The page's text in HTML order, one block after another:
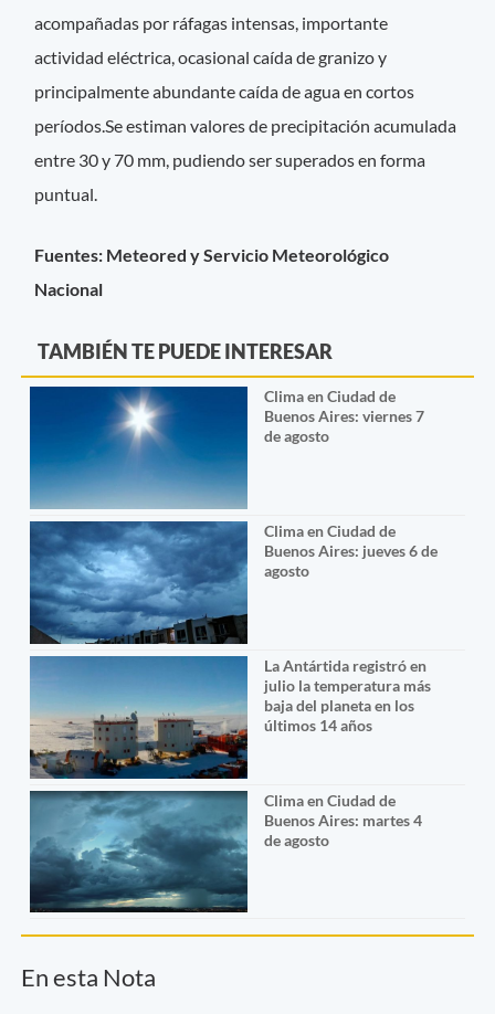
acompañadas por ráfagas intensas, importante
actividad eléctrica, ocasional caída de granizo y
principalmente abundante caída de agua en cortos
períodos.Se estiman valores de precipitación acumulada
entre 30 y 70 mm, pudiendo ser superados en forma
puntual.
Fuentes: Meteored y Servicio Meteorológico
Nacional
TAMBIÉN TE PUEDE INTERESAR
Clima en Ciudad de
Buenos Aires: viernes 7
de agosto
Clima en Ciudad de
Buenos Aires: jueves 6 de
agosto
La Antártida registró en
julio la temperatura más
baja del planeta en los
últimos 14 años
Clima en Ciudad de
Buenos Aires: martes 4
de agosto
En esta Nota